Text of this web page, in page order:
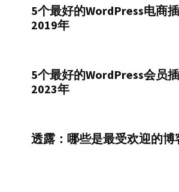
5个最好的WordPress电商
2019年
5个最好的WordPress会员
2023年
透露：哪些是最受欢迎的博